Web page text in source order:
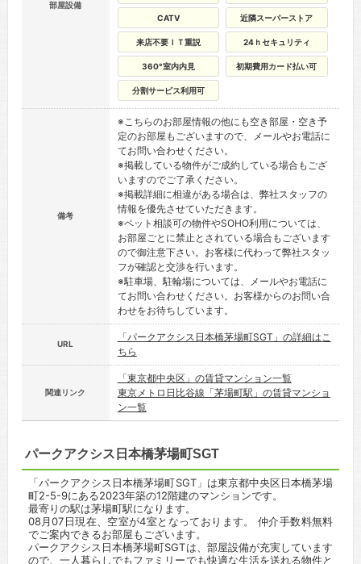
部屋設備
CATV 近隣スーパーストア
来店不要ＩＴ重説 24ｈセキュリティ
360°室内内見 初期費用カード払い可
分割サービス利用可
備考
※こちらのお部屋情報の他にも空き部屋・空き予
定のお部屋もございますので、メールやお電話に
てお問い合わせください。
※掲載している物件がご成約している場合もござ
いますのでご了承ください。
※掲載詳細に相違がある場合は、弊社スタッフの
情報を優先させていただきます。
※ペット相談可の物件やSOHO利用については、
お部屋ごとに禁止とされている場合もございます
ので御注意下さい。お客様に代わって弊社スタッ
フが確認と交渉を行います。
※駐車場、駐輪場については、メールやお電話に
てお問い合わせください。お客様からのお問い合
わせをお待ちしています。
URL
「パークアクシス日本橋茅場町SGT」の詳細はこ
ちら
関連リンク
「東京都中央区」の賃貸マンション一覧
東京メトロ日比谷線「茅場町駅」の賃貸マンショ
ン一覧
パークアクシス日本橋茅場町SGT
「パークアクシス日本橋茅場町SGT」は東京都中央区日本橋茅場
町2-5-9にある2023年築の12階建のマンションです。
最寄りの駅は茅場町駅になります。
08月07日現在、空室が4室となっております。 仲介手数料無料
でご案内できるお部屋もございます。
パークアクシス日本橋茅場町SGTは、部屋設備が充実しています
ので、一人暮らしでもファミリーでも快適な生活を送れる物件と